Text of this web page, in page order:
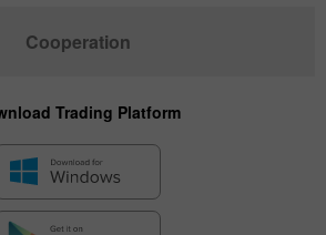
Cooperation
Trading Platform